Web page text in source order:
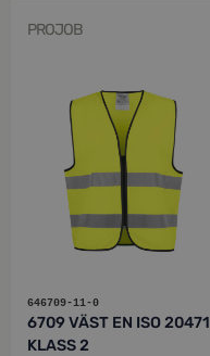
PROJOB
646709-11-0
6709 VÄST EN ISO 20471
KLASS 2